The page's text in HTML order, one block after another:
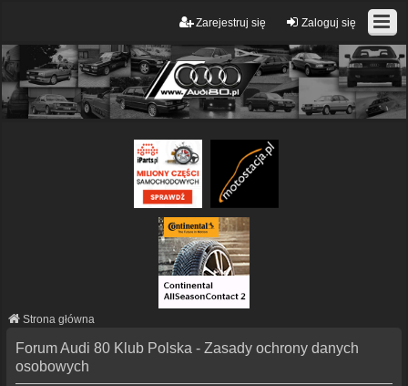
Zaloguj się
Zarejestruj się
Strona główna
Forum Audi 80 Klub Polska - Zasady ochrony danych
osobowych